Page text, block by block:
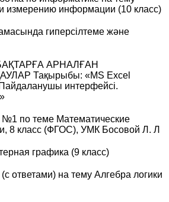
измерению информации (10 класс)
гиперсілтеме және
АРНАЛҒАН
Тақырыбы: «MS Excel
Пайдаланушы интерфейсі.
№1 по теме Математические
8 класс (ФГОС), УМК Босовой Л. Л
графика (9 класс)
ответами) на тему Алгебра логики